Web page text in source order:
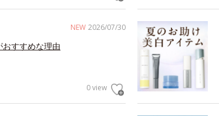
NEW 2026/07/30
すすめな理由
0 view